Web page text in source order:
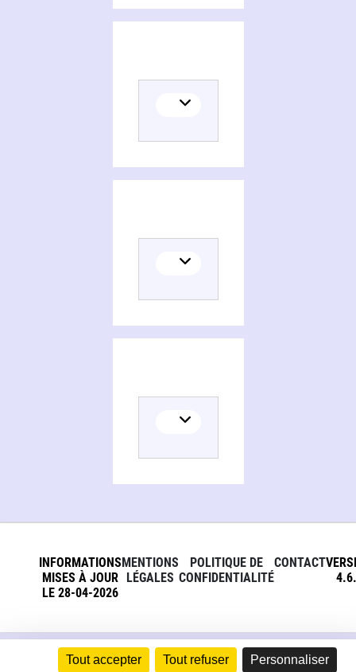
Tout accepter Tout refuser Personnaliser
INFORMATIONS
MISES À JOUR
LE 28-04-2026
MENTIONS
LÉGALES
POLITIQUE DE
CONFIDENTIALITÉ
CONTACT